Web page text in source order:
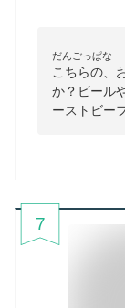
だんごっぱな
こちらの、
か？ビール
ーストビー
7